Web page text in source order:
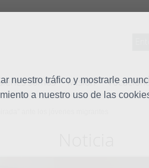
nuestro tráfico y mostrarle
a nuestro uso de las
somos Misión
ante los jóvenes migrantes